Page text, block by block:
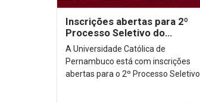
Inscrições abertas para 2º
Processo Seletivo do
Vestibular 2021.2
A Universidade Católica de
Pernambuco está com inscrições
abertas para o 2º Processo Seletivo